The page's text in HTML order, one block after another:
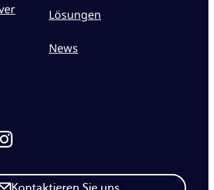
Lösungen
News
page
page
Youtube page
our X page
to our Instagram page